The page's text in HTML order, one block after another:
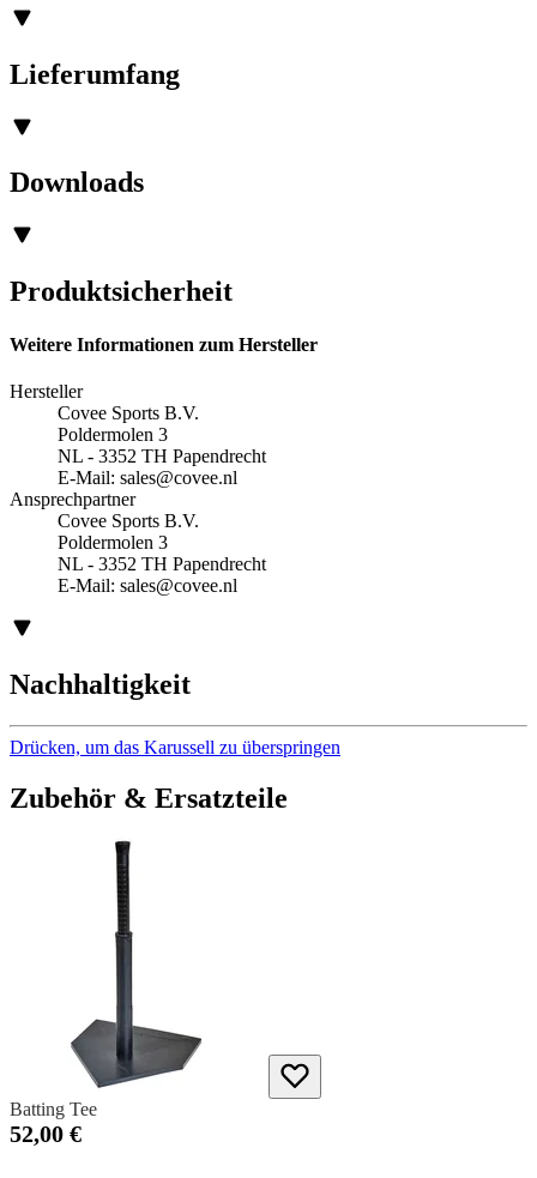
Lieferumfang
Downloads
Produktsicherheit
Weitere Informationen zum Hersteller
Hersteller
Covee Sports B.V.
Poldermolen 3
NL - 3352 TH Papendrecht
E-Mail: sales@covee.nl
Ansprechpartner
Covee Sports B.V.
Poldermolen 3
NL - 3352 TH Papendrecht
E-Mail: sales@covee.nl
Nachhaltigkeit
Drücken, um das Karussell zu überspringen
Zubehör & Ersatzteile
Batting Tee
52,00 €